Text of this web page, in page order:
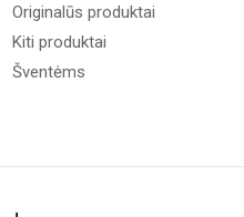
Originalūs produktai
Kiti produktai
Šventėms